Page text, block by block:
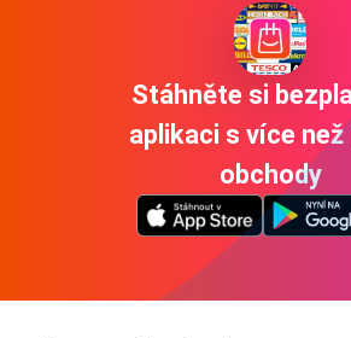
Stáhněte si
aplikaci s více než
obchody